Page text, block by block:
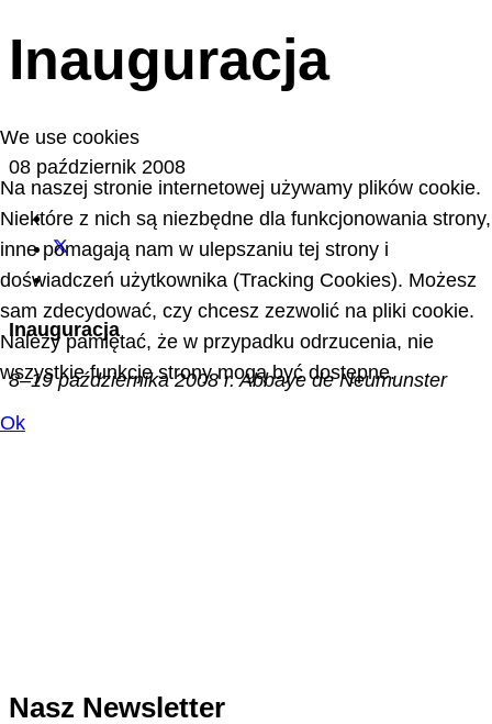
Inauguracja
08 październik 2008
Inauguracja
8–19 października 2008 r. Abbaye de Neumunster
Nasz Newsletter
We use cookies
Na naszej stronie internetowej używamy plików cookie.
Niektóre z nich są niezbędne dla funkcjonowania strony,
inne pomagają nam w ulepszaniu tej strony i
doświadczeń użytkownika (Tracking Cookies). Możesz
sam zdecydować, czy chcesz zezwolić na pliki cookie.
Należy pamiętać, że w przypadku odrzucenia, nie
wszystkie funkcje strony mogą być dostępne.
Ok